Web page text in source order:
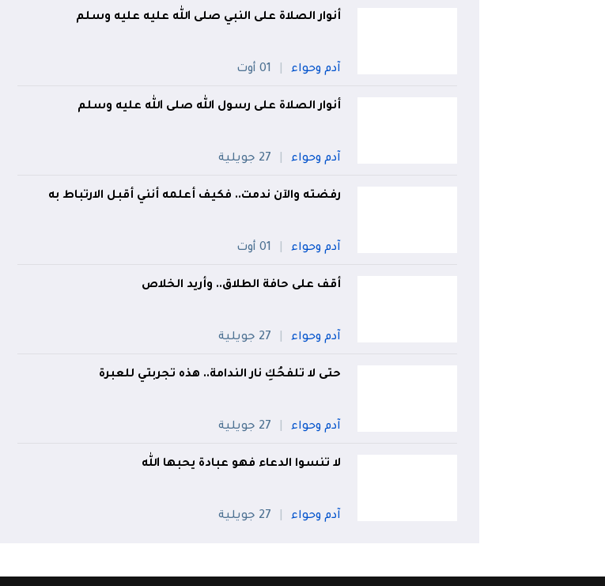
أنوار الصلاة على النبي صلى الله عليه عليه وسلم
آدم وحواء 01 أوت
أنوار الصلاة على رسول الله صلى الله عليه وسلم
آدم وحواء 27 جويلية
رفضته والآن ندمت.. فكيف أعلمه أنني أقبل الارتباط به
آدم وحواء 01 أوت
أقف على حافة الطلاق.. وأريد الخلاص
آدم وحواء 27 جويلية
حتى لا تلفحُكِ نار الندامة.. هذه تجربتي للعبرة
آدم وحواء 27 جويلية
لا تنسوا الدعاء فهو عبادة يحبها الله
آدم وحواء 27 جويلية